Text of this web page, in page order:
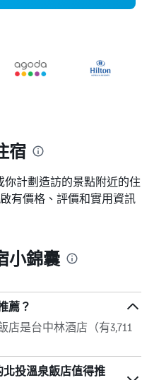
宿
計劃造訪的景點附近的住
有價格、評價和實用資訊
小錦囊
薦？
是台中林酒店（有3,711
投溫泉飯店值得推